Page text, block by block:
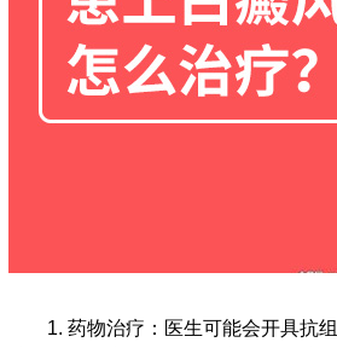
1. 药物治疗：医生可能会开具抗组